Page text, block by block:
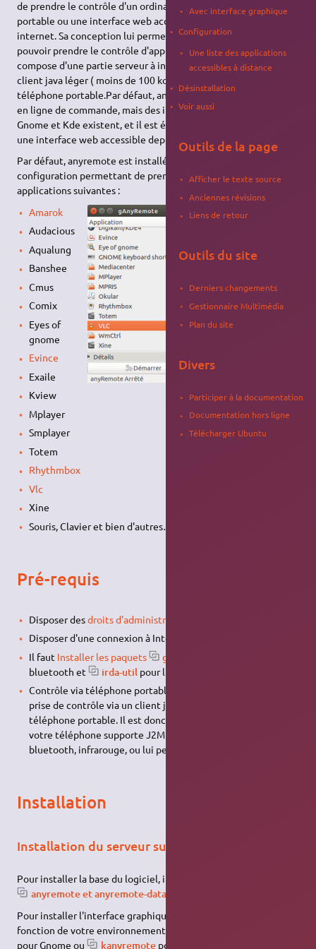
de prendre le contrôle d'un ordinateur via un téléphone
portable ou une interface web accessible depuis un navigateur
internet. Sa conception lui permet d'être configuré de façon à
pouvoir prendre le contrôle d'applications sur l'ordinateur. Il se
compose d'une partie serveur à installer sur l'ordinateur, et d'un
client java léger ( moins de 100 ko) à télécharger sur un
téléphone portable.Par défaut, anyremote est une application
en ligne de commande, mais des interfaces graphiques pour
Gnome et Kde existent, et il est également possible d'installer
une interface web accessible depuis un simple navigateur.
Par défaut, anyremote est installé avec des fichiers de
configuration permettant de prendre le contrôle des
applications suivantes :
Amarok
Audacious
Aqualung
Banshee
Cmus
Comix
Eyes of
gnome
Evince
Exaile
Kview
Mplayer
Smplayer
Totem
Rhythmbox
Vlc
Xine
Souris, Clavier et bien d'autres…
Pré-requis
Disposer desdroits d'administration
Disposer d'une connexion à Internet configurée et activée.
Il faut Installer les paquets glib
bluetooth et
irda-util pour l'irda.
Contrôle via téléphone portable : anyremote propose la
prise de contrôle via un client java à installer sur un
téléphone portable. Il est donc nécessaire de vérifier que
votre téléphone supporte J2ME et possède une connexion
bluetooth, infrarouge, ou lui permettant l'accès au réseau.
Installation
Installation du serveur sur l'ordinateur
Pour installer la base du logiciel, il suffit d'
anyremote et anyremote-data
Pour installer l'interface graphique, vous pouvez installer en
fonction de votre environnement de bureau
pour Gnome ou kanyremotepour Kde.
Avec interface graphique
Configuration
Une liste des applications
accessibles à distance
Désinstallation
Voir aussi
Outils de la page
Afficher le texte source
Anciennes révisions
Liens de retour
Outils du site
Derniers changements
Gestionnaire Multimédia
Plan du site
Divers
Participer à la documentation
Documentation hors ligne
Télécharger Ubuntu